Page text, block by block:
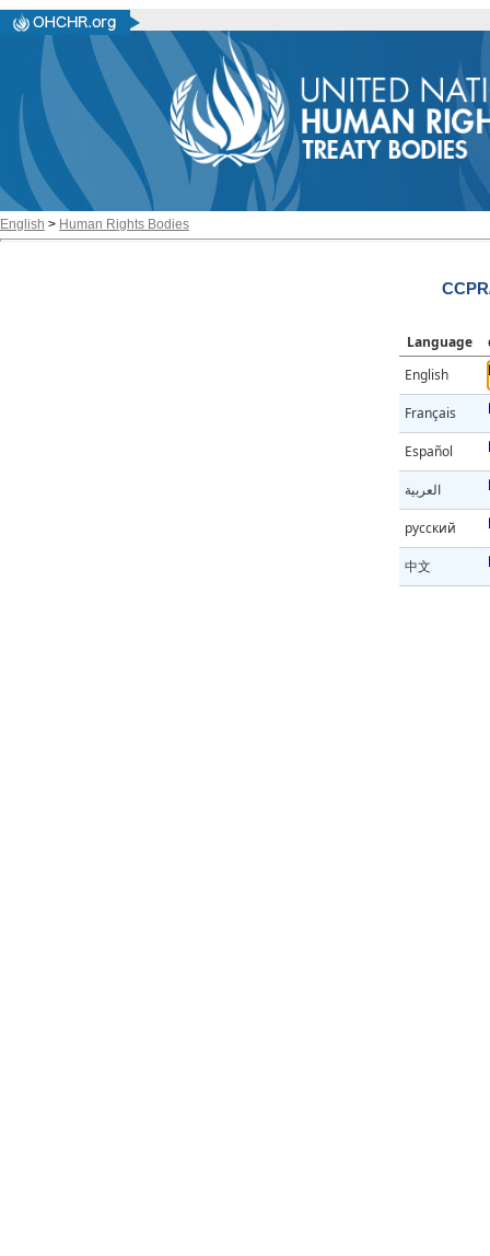
English > Human Rights Bodies
Language
English
Français
Español
العربية
русский
中文